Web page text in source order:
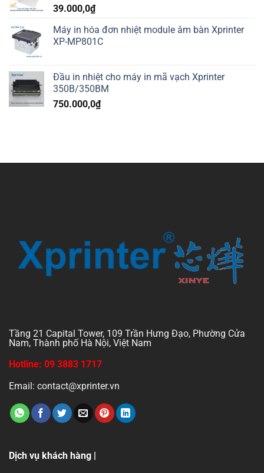
39.000,0₫
Máy in hóa đơn nhiệt module âm bàn Xprinter
XP-MP801C
Đầu in nhiệt cho máy in mã vạch Xprinter
350B/350BM
750.000,0₫
Tầng 21 Capital Tower, 109 Trần Hưng Đạo, Phường Cửa
Nam, Thành phố Hà Nội, Việt Nam
Hotline: 09 3883 1717
Email: contact@xprinter.vn
Dịch vụ khách hàng |